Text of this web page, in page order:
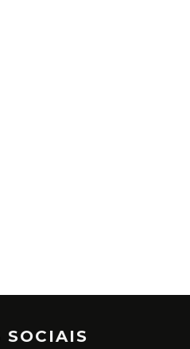
SOCIAIS